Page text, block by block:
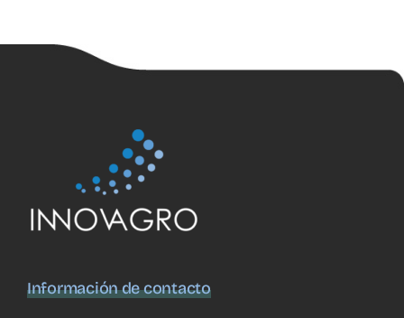
Información de contacto